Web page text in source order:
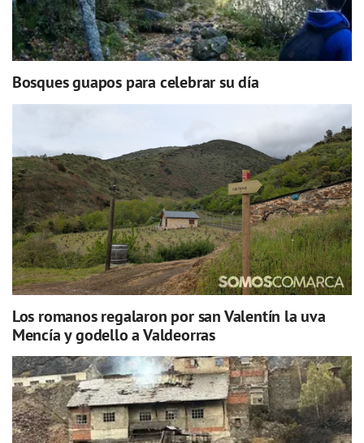
Bosques guapos para celebrar su día
Los romanos regalaron por san Valentín la uva
Mencía y godello a Valdeorras